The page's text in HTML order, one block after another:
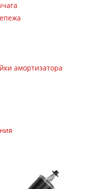
амортизатора